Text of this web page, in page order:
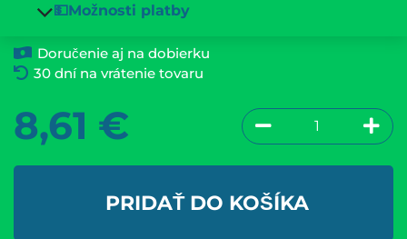
💵Možnosti platby
Doručenie aj na dobierku
30 dní na vrátenie tovaru
8,61 €
PRIDAŤ DO KOŠÍKA